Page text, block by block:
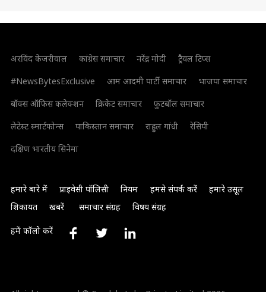
अरविंद केजरीवाल कांग्रेस समाचार नरेंद्र मोदी
ट्रैवल टिप्स
#NewsBytesExclusive
आम आदमी पार्टी समाचार
भाजपा समाचार
बॉक्स ऑफिस कलेक्शन
क्रिकेट समाचार
फुटबॉल समाचार
लेटेस्ट स्मार्टफोन्स
पाकिस्तान समाचार राहुल गांधी
रेसिपी
दक्षिण भारतीय सिनेमा
हमारे बारे में प्राइवेसी पॉलिसी नियम हमसे संपर्क करें
हमारे उसूल
शिकायत
खबरें समाचार संग्रह विषय संग्रह
हमें फॉलो करें